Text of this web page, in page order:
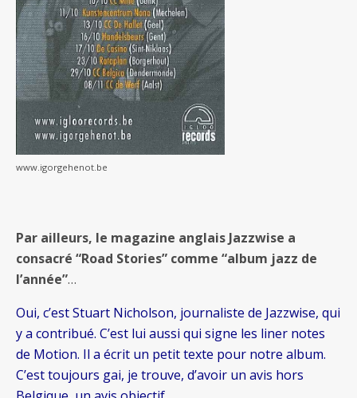
www.igorgehenot.be
Par ailleurs, le magazine anglais Jazzwise a
consacré “Road Stories” comme “album jazz de
l’année”…
Oui, c’est Stuart Nicholson, journaliste de Jazzwise, qui
y a contribué. C’est lui aussi qui signe les liner notes
de Motion. Il a écrit un petit texte pour notre album.
C’est toujours gai, je trouve, d’avoir un avis hors